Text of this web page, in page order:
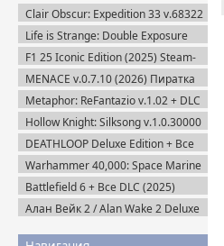
Clair Obscur: Expedition 33 v.68322
+ Все DLC (2025) Пиратка
Life is Strange: Double Exposure
(2024) Пиратка
F1 25 Iconic Edition (2025) Steam-
Rip
MENACE v.0.7.10 (2026) Пиратка
Metaphor: ReFantazio v.1.02 + DLC
(2024) RePack
Hollow Knight: Silksong v.1.0.30000
(2025) Пиратка
DEATHLOOP Deluxe Edition + Все
DLC (2021) Пиратка
Warhammer 40,000: Space Marine
2 v.13.1.0.1 + Все DLC (2024)
Пиратка
Battlefield 6 + Все DLC (2025)
Portable
Алан Вейк 2 / Alan Wake 2 Deluxe
Пиратка